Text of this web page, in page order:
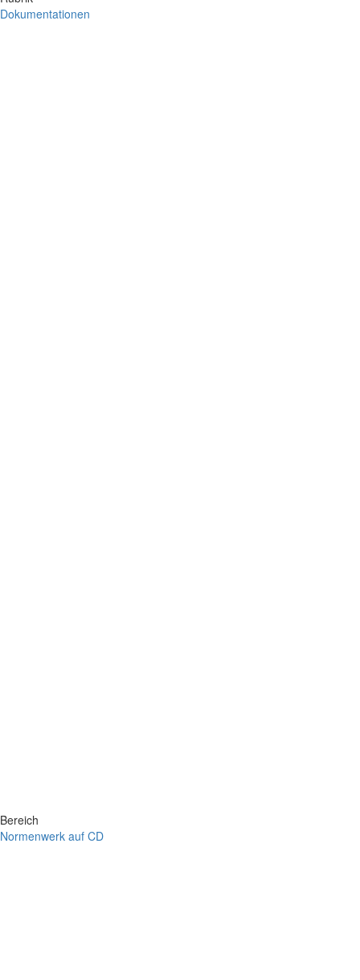
Dokumentationen
Bereich
Normenwerk auf CD